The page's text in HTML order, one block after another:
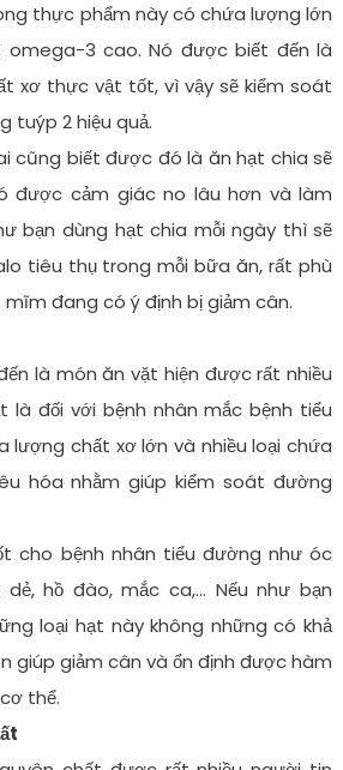
thực phẩm này có chứa lượng lớn
omega-3 cao. Nó được biết đến là
xơ thực vật tốt, vì vậy sẽ kiểm soát
tuýp 2 hiệu quả.
cũng biết được đó là ăn hạt chia sẽ
được cảm giác no lâu hơn và làm
bạn dùng hạt chia mỗi ngày thì sẽ
tiêu thụ trong mỗi bữa ăn, rất phù
đang có ý định bị giảm cân.
là món ăn vặt hiện được rất nhiều
là đối với bệnh nhân mắc bệnh tiểu
lượng chất xơ lớn và nhiều loại chứa
hóa nhằm giúp kiểm soát đường
cho bệnh nhân tiểu đường như óc
hồ đào, mắc ca,… Nếu như bạn
loại hạt này không những có khả
giúp giảm cân và ổn định được hàm
thể.